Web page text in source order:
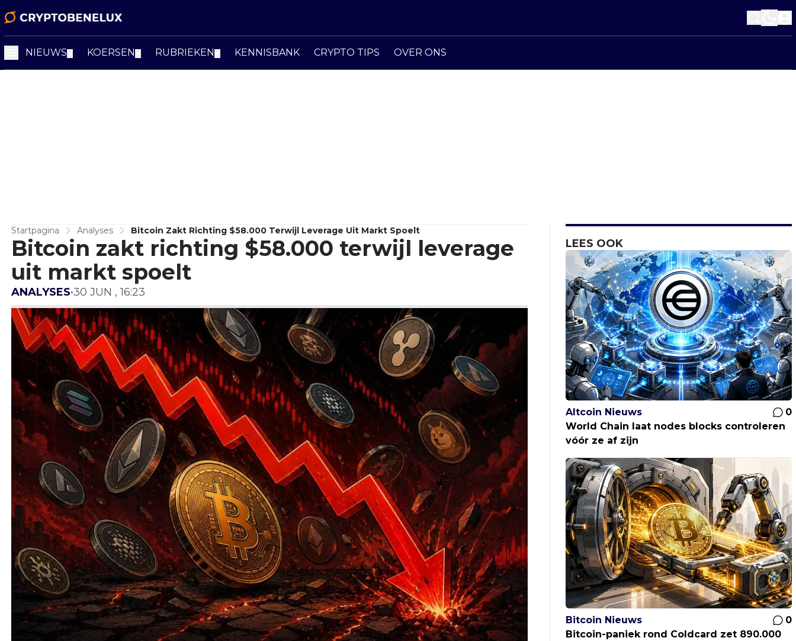
NIEUWS KOERSEN RUBRIEKEN KENNISBANK CRYPTO TIPS OVER ONS
Startpagina Analyses Bitcoin Zakt Richting $58.000 Terwijl Leverage Uit Markt Spoelt
Bitcoin zakt richting $58.000 terwijl leverage
uit markt spoelt
ANALYSES•30 JUN , 16:23
LEES OOK
Altcoin Nieuws
0
World Chain laat nodes blocks controleren
vóór ze af zijn
Bitcoin Nieuws
0
Bitcoin-paniek rond Coldcard zet 890.000